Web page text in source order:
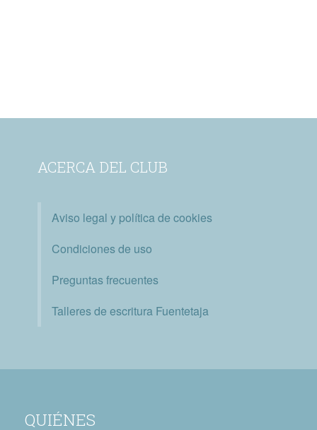
ACERCA DEL CLUB
Aviso legal y política de cookies
Condiciones de uso
Preguntas frecuentes
Talleres de escritura Fuentetaja
QUIÉNES